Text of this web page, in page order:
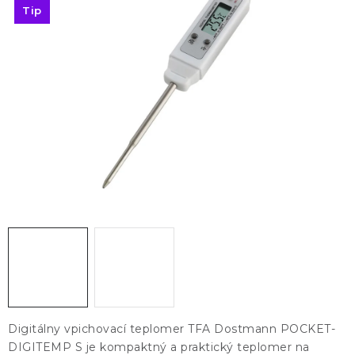
Obchodné podmienky
Digitálny vpichovací teplomer TFA Dostmann POCKET-
DIGITEMP S je kompaktný a praktický teplomer na
Tip